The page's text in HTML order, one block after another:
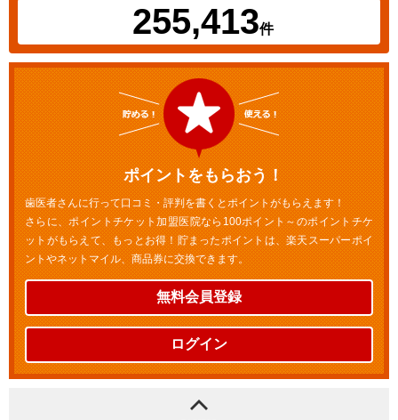
255,413件
ポイントをもらおう！
歯医者さんに行って口コミ・評判を書くとポイントがもらえます！
さらに、ポイントチケット加盟医院なら100ポイント～のポイントチケ
ットがもらえて、もっとお得！貯まったポイントは、楽天スーパーポイ
ントやネットマイル、商品券に交換できます。
無料会員登録
ログイン